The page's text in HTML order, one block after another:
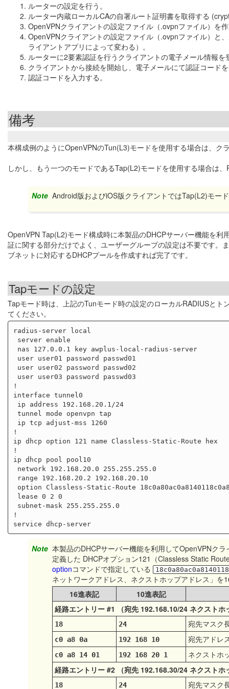
ルーターの設定を行う。
ルーター内蔵ローカルCAの自署ルート証明書を取得する
OpenVPNクライアントの設定ファイル（.ovpnファイル）を
OpenVPNクライアントの設定ファイル（.ovpnファイル）と
ライアントアプリによって変わる）。
ルーターに2要素認証を行うクライアントの電子メール情報を
クライアントから接続を開始し、電子メールにて認証コード
認証コードを入力する。
備考
本構成例のようにOpenVPNのTun(L3)モードを使用する場合は、
しかし、もう一つのモードであるTap(L2)モードを使用する場合は
Note Android版およびiOS版クライアントではTap(L2)モー
OpenVPN Tap(L2)モード構成時に本製品のDHCPサーバー機能を
証に関する部分だけでよく、ユーザーグループの設定は不要です
ブネットに対応するDHCPプールを作成すれば完了です。
Tapモードの設定
Tapモード時は、上記のTunモード時の設定のローカルRADIUSと
てください。
radius-server local
!
interface tunnel0
!
ip dhcp option 121 name Classless-Static-Route hex
!
ip dhcp pool pool10
!
service dhcp-server
Note 本製品のDHCPサーバー機能を利用してOpenVPNク
定義した DHCPオプション121（Classless Static
optionコマンドで指定している
ネットワークアドレス、ネクストホップアドレス」
16進表記
10進表記
経路エントリー #1 （宛先 192.168.10/24 ネクスト
18 24 宛先マスク
c0 a8 0a 192 168 10 宛先アドレ
c0 a8 14 01 192 168 20 1
ネクストホ
経路エントリー #2 （宛先 192.168.30/24 ネクスト
18 24 宛先マスク